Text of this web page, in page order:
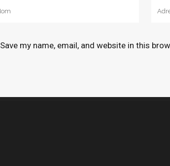
Save my name, email, and website in this